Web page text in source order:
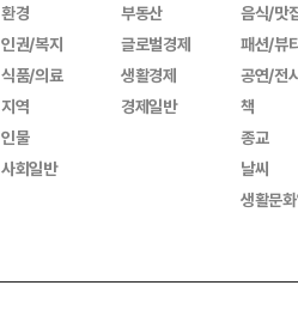
환경
인권/복지
식품/의료
지역
인물
사회일반
부동산
글로벌경제
생활경제
경제일반
음식/맛
패션/뷰
공연/전
책
종교
날씨
생활문